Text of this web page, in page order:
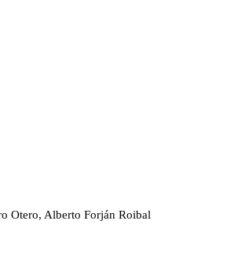
Otero, Alberto Forján Roibal